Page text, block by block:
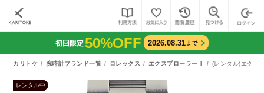
初回限定50%OFF 2026.08.31まで
カリトケ 腕時計ブランド一覧 ロレックス エクスプローラーⅠ (レンタル)エクス
レンタル中